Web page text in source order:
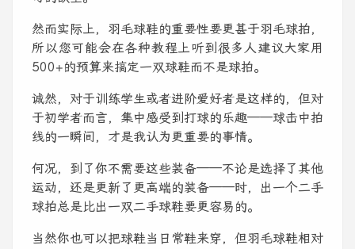
然而实际上，羽毛球鞋的重要性要更甚于羽毛球拍，
所以您可能会在各种教程上听到很多人建议大家用
500+的预算来搞定一双球鞋而不是球拍。
诚然，对于训练学生或者进阶爱好者是这样的，但对
于初学者而言，集中感受到打球的乐趣——球击中拍
线的一瞬间，才是我认为更重要的事情。
何况，到了你不需要这些装备——不论是选择了其他
运动，还是更新了更高端的装备——时，出一个二手
球拍总是比出一双二手球鞋要更容易的。
当然你也可以把球鞋当日常鞋来穿，但羽毛球鞋相对